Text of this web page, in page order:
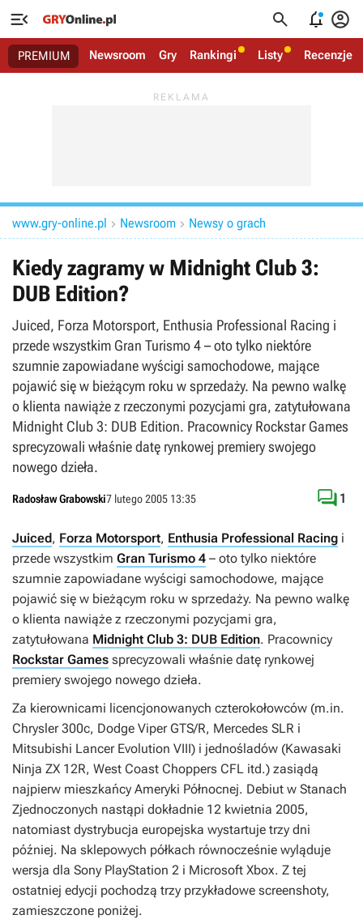
   
PREMIUM Newsroom Gry Rankingi Listy Recenzje
www.gry-online.pl  Newsroom  Newsy o grach
Kiedy zagramy w Midnight Club 3:
DUB Edition?
Juiced, Forza Motorsport, Enthusia Professional Racing i
przede wszystkim Gran Turismo 4 – oto tylko niektóre
szumnie zapowiadane wyścigi samochodowe, mające
pojawić się w bieżącym roku w sprzedaży. Na pewno walkę
o klienta nawiąże z rzeczonymi pozycjami gra, zatytułowana
Midnight Club 3: DUB Edition. Pracownicy Rockstar Games
sprecyzowali właśnie datę rynkowej premiery swojego
nowego dzieła.
Radosław Grabowski7 lutego 2005 13:35  1
Juiced, Forza Motorsport, Enthusia Professional Racing i
przede wszystkim Gran Turismo 4 – oto tylko niektóre
szumnie zapowiadane wyścigi samochodowe, mające
pojawić się w bieżącym roku w sprzedaży. Na pewno walkę
o klienta nawiąże z rzeczonymi pozycjami gra,
zatytułowana Midnight Club 3: DUB Edition. Pracownicy
Rockstar Games sprecyzowali właśnie datę rynkowej
premiery swojego nowego dzieła.
Za kierownicami licencjonowanych czterokołowców (m.in.
Chrysler 300c, Dodge Viper GTS/R, Mercedes SLR i
Mitsubishi Lancer Evolution VIII) i jednośladów (Kawasaki
Ninja ZX 12R, West Coast Choppers CFL itd.) zasiądą
najpierw mieszkańcy Ameryki Północnej. Debiut w Stanach
Zjednoczonych nastąpi dokładnie 12 kwietnia 2005,
natomiast dystrybucja europejska wystartuje trzy dni
później. Na sklepowych półkach równocześnie wyląduje
wersja dla Sony PlayStation 2 i Microsoft Xbox. Z tej
ostatniej edycji pochodzą trzy przykładowe screenshoty,
zamieszczone poniżej.